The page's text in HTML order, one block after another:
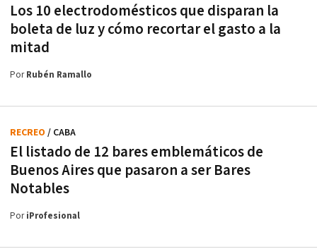
Los 10 electrodomésticos que disparan la
boleta de luz y cómo recortar el gasto a la
mitad
PorRubén Ramallo
El listado de 12 bares emblemáticos de
Buenos Aires que pasaron a ser Bares
Notables
RECREO / CABA
PoriProfesional